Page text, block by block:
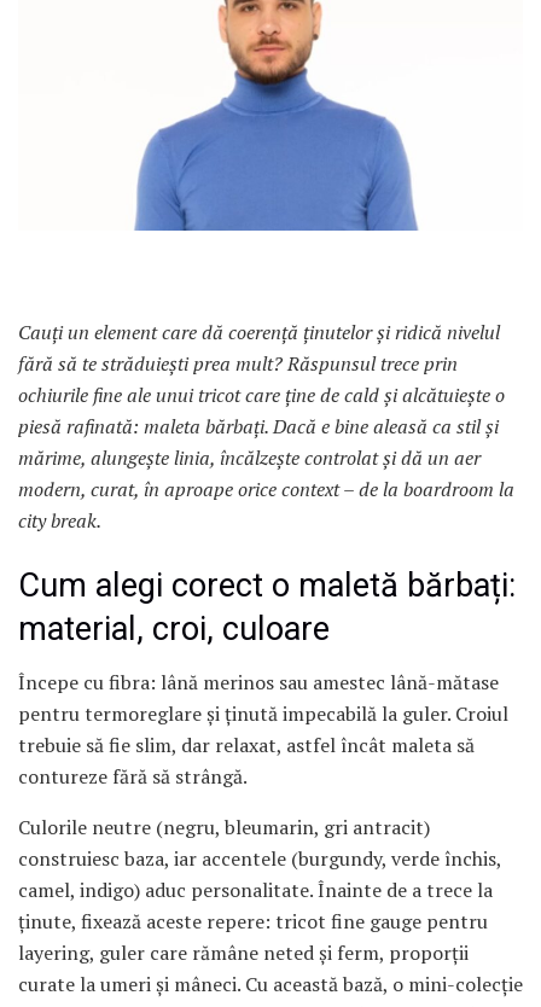
Cauți un element care dă coerență ținutelor și ridică nivelul
fără să te străduiești prea mult? Răspunsul trece prin
ochiurile fine ale unui tricot care ține de cald și alcătuiește o
piesă rafinată: maleta bărbați. Dacă e bine aleasă ca stil și
mărime, alungește linia, încălzește controlat și dă un aer
modern, curat, în aproape orice context – de la boardroom la
city break.
Cum alegi corect o maletă bărbați:
material, croi, culoare
Începe cu fibra: lână merinos sau amestec lână-mătase
pentru termoreglare și ținută impecabilă la guler. Croiul
trebuie să fie slim, dar relaxat, astfel încât maleta să
contureze fără să strângă.
Culorile neutre (negru, bleumarin, gri antracit)
construiesc baza, iar accentele (burgundy, verde închis,
camel, indigo) aduc personalitate. Înainte de a trece la
ținute, fixează aceste repere: tricot fine gauge pentru
layering, guler care rămâne neted și ferm, proporții
curate la umeri și mâneci. Cu această bază, o mini-colecție